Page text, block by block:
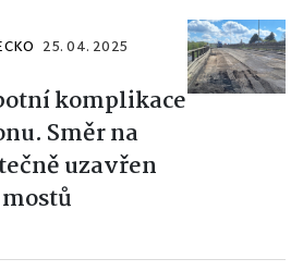
25. 04. 2025
komplikace
Směr na
uzavřen